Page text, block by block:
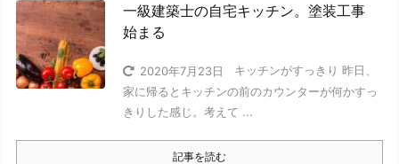
一級建築士の自宅キッチン。塗装工事
始まる
2020年7月23日
キッチンがすっきり 昨日、
家に帰るとキッチンの前のカウンターが何かすっ
きりした感じ。考えて ...
記事を読む